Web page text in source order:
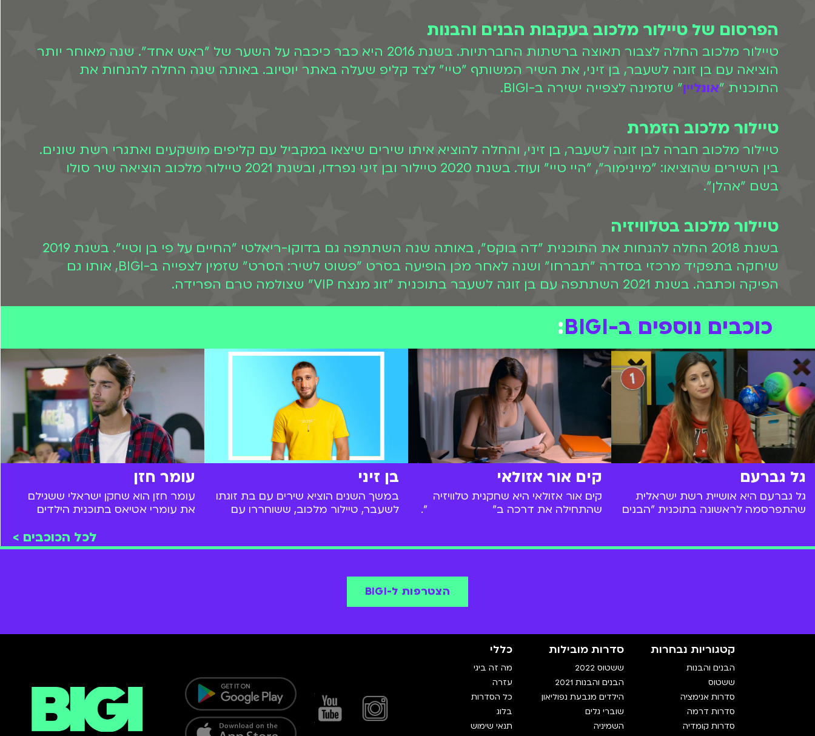
הפרסום של טיילור מלכוב בעקבות הבנים והבנות
טיילור מלכוב החלה לצבור תאוצה ברשתות החברתיות. בשנת 2016 היא כבר כיכבה על השער של "ראש אחד". שנה מאוחר יותר
הוציאה עם בן זוגה לשעבר, בן זיני, את השיר המשותף "טיי" לצד קליפ שעלה באתר יוטיוב. באותה שנה החלה להנחות את
התוכנית "אונליין" שזמינה לצפייה ישירה ב-BIGI.
טיילור מלכוב הזמרת
טיילור מלכוב חברה לבן זוגה לשעבר, בן זיני, והחלה להוציא איתו שירים שיצאו במקביל עם קליפים מושקעים ואתגרי רשת שונים.
בין השירים שהוציאו: "מיינימור", "היי טיי" ועוד. בשנת 2020 טיילור ובן זיני נפרדו, ובשנת 2021 טיילור מלכוב הוציאה שיר סולו
בשם "אהלן".
טיילור מלכוב בטלוויזיה
בשנת 2018 החלה להנחות את התוכנית "דה בוקס", באותה שנה השתתפה גם בדוקו-ריאלטי "החיים על פי בן וטיי". בשנת 2019
שיחקה בתפקיד מרכזי בסדרה "תברחו" ושנה לאחר מכן הופיעה בסרט "פשוט לשיר: הסרט" שזמין לצפייה ב-BIGI, אותו גם
הפיקה וכתבה. בשנת 2021 השתתפה עם בן זוגה לשעבר בתוכנית "זוג מנצח VIP" שצולמה טרם הפרידה.
כוכבים נוספים ב-BIGI :
גל גברעם
גל גברעם היא אושיית רשת ישראלית
שהתפרסמה לראשונה בתוכנית "הבנים
אהדה ברשתות החברתיות. בשנת 2017
קים אור אזולאי
קים אור אזולאי היא שחקנית טלוויזיה
שהתחילה את דרכה ב"
".
ובשנים האחרונות משחקת בסדרות
משחקת את דמותה של נועה בן שושן.
בן זיני
במשך השנים הוציא שירים עם בת זוגתו
לשעבר, טיילור מלכוב, ששוחררו עם
והבנות.
עומר חזן
עומר חזן הוא שחקן ישראלי ששגילם
את עומרי אטיאס בתוכנית הילדים
חזן שיחק בסדרות רבות, הוביל
קמפיינים נחשקים וקיבל פרסים רבים
לכל הכוכבים >
הצטרפות ל-BIGI
קטגוריות נבחרות
הבנים והבנות
ששטוס
סדרות אנימציה
סדרות דרמה
סדרות קומדיה
סדרות מובילות
ששטוס 2022
הבנים והבנות 2021
הילדים מגבעת נפוליאון
שוברי גלים
השמיניה
כללי
מה זה ביגי
עזרה
כל הסדרות
בלוג
תנאי שימוש